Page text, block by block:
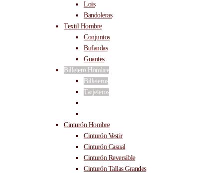
Lois
Bandoleras
Textil Hombre
Conjuntos
Bufandas
Guantes
Billetero Hombre
Billeteros
Tarjeteros
Cinturón Hombre
Cinturón Vestir
Cinturón Casual
Cinturón Reversible
Cinturón Tallas Grandes